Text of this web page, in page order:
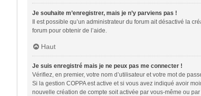
Je souhaite m’enregistrer, mais je n’y parviens pas !
Il est possible qu’un administrateur du forum ait désactivé la
forum pour obtenir de l’aide.
Haut
Je suis enregistré mais je ne peux pas me connecter !
Vérifiez, en premier, votre nom d’utilisateur et votre mot de
Si la gestion COPPA est active et si vous avez indiqué avoir
nouvelle création de compte soit activée par vous-même ou